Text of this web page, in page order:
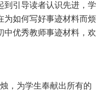
到引导读者认识先进，学
为如何写好事迹材料而烦
中优秀教师事迹材料，欢
，为学生奉献出所有的